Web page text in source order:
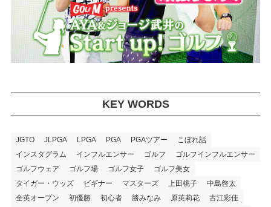
KEY WORDS
JGTO JLPGA LPGA PGA PGAツアー
こぼれ話
インスタグラム
インフルエンサー ゴルフ
ゴルフインフルエンサー
ゴルフウェア
ゴルフ場 ゴルフ女子
ゴルフ美女
タイガー・ウッズ
ビギナー マスターズ 上田桃子
中島啓太
全英オープン
初優勝 初心者 勝みなみ 原英莉花
古江彩佳